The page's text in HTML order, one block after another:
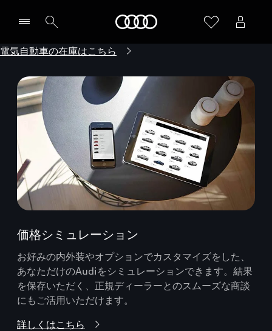
電気自動車の在庫はこちら
価格シミュレーション
お好みの内外装やオプションでカスタマイズをした、
あなただけのAudiをシミュレーションできます。結果
を保存いただく、正規ディーラーとのスムーズな商談
にもご活用いただけます。
詳しくはこちら